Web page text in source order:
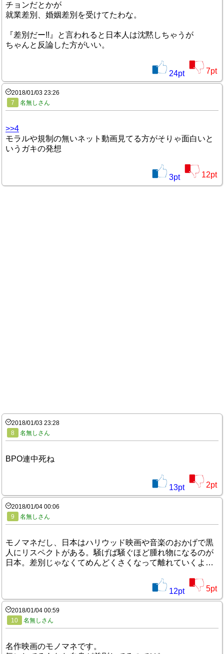
チョンだとかが
就業差別、婚姻差別を受けてたわな。
『差別だー!!』と言われると日本人は沈黙しちゃうが
ちゃんと反論した方がいい。
24pt 7pt
2018/01/03 23:26
7
名無しさん
>>4
モラルや規制の無いネット動画見てる方がそりゃ面白いと
いうガキの発想
3pt 12pt
2018/01/03 23:28
8
名無しさん
BPO連中死ね
13pt 2pt
2018/01/04 00:06
9
名無しさん
モノマネだし、日本はハリウッド映画や音楽のおかげで黒
人にリスペクトがある。騒げば騒ぐほど腫れ物になるのが
日本。差別じゃなくてめんどくさくなって離れていくよ…
12pt 5pt
2018/01/04 00:59
10
名無しさん
名作映画のモノマネです。